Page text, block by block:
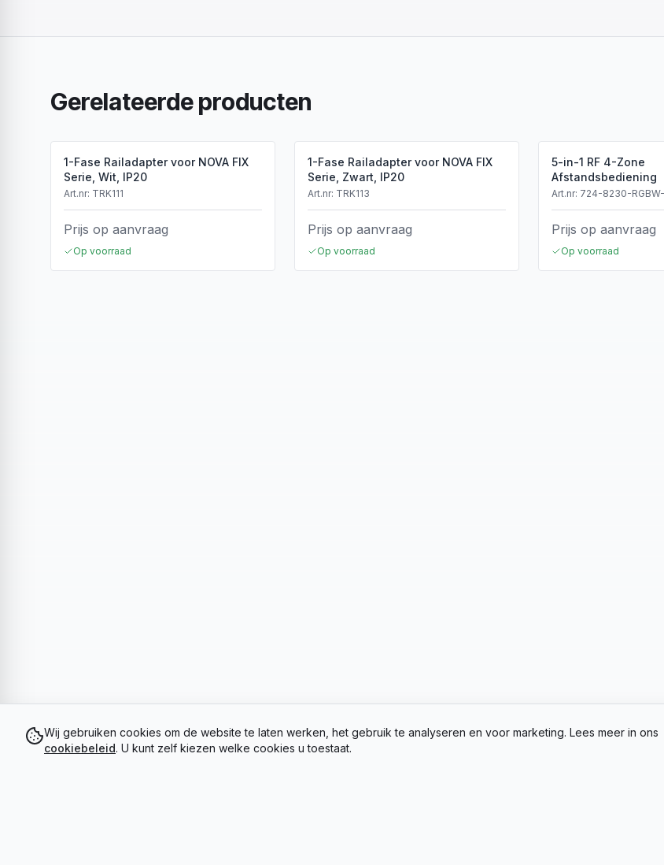
Gerelateerde producten
1-Fase Railadapter voor NOVA FIX
Serie, Wit, IP20
Art.nr: TRK111
Prijs op aanvraag
Op voorraad
1-Fase Railadapter voor NOVA FIX
Serie, Zwart, IP20
Art.nr: TRK113
Prijs op aanvraag
Op voorraad
5-in-1 RF 4-Zone
Afstandsbediening
Art.nr: 724-8230-
Prijs op aanvraag
Op voorraad
Wij gebruiken cookies om de website te laten werken, het gebruik te analyseren en voor marketing. Lees meer in ons
cookiebeleid. U kunt zelf kiezen welke cookies u toestaat.